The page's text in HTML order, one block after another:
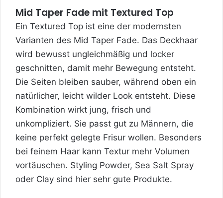
Mid Taper Fade mit Textured Top
Ein Textured Top ist eine der modernsten
Varianten des Mid Taper Fade. Das Deckhaar
wird bewusst ungleichmäßig und locker
geschnitten, damit mehr Bewegung entsteht.
Die Seiten bleiben sauber, während oben ein
natürlicher, leicht wilder Look entsteht. Diese
Kombination wirkt jung, frisch und
unkompliziert. Sie passt gut zu Männern, die
keine perfekt gelegte Frisur wollen. Besonders
bei feinem Haar kann Textur mehr Volumen
vortäuschen. Styling Powder, Sea Salt Spray
oder Clay sind hier sehr gute Produkte.